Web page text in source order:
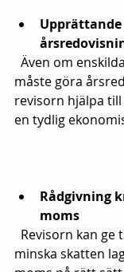
Upprättande
måste göra
revisorn hjälpa
en tydlig
Rådgivning
moms
minska skatten